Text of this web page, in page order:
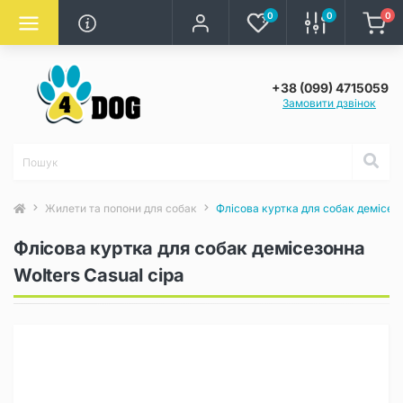
0 0 0
+38 (099) 4715059
Замовити дзвінок
Жилети та попони для собак Флісова куртка для собак
Флісова куртка для собак демісезонна
Wolters Casual сіра